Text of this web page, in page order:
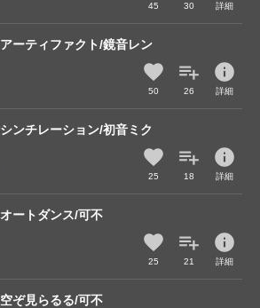
45 30 詳細
アーティファクト/鏡音レン
50 26
info
詳細
シンチレーション/初音ミク
25 18
info
詳細
オートダンス/可不
25 21
info
詳細
空ぞ見らるる/可不